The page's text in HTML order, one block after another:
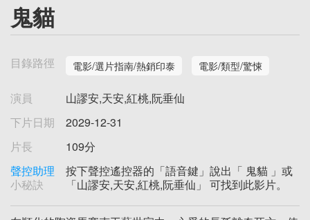
鬼貓
目錄路徑 電影/選片指南/熱銷印泰 電影/類型/驚悚
演員
山謬安,天安,紅桃,阮垂仙
下片日期
2029-12-31
片長
109分
聲控助理
小秘訣
按下聲控遙控器的「語音鍵」說出「 鬼貓 」或
「山謬安,天安,紅桃,阮垂仙」 可找到此影片。